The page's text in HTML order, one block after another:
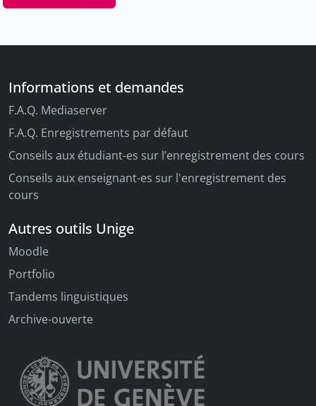
Informations et demandes
F.A.Q. Mediaserver
F.A.Q. Enregistrements par défaut
Conseils aux étudiant-es sur l’enregistrement des cours
Conseils aux enseignant-es sur l'enregistrement des
cours
Autres outils Unige
Moodle
Portfolio
Tandems linguistiques
Archive-ouverte